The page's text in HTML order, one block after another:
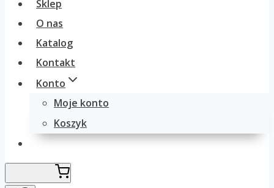
Sklep
O nas
Katalog
Kontakt
Konto
Moje konto
Koszyk